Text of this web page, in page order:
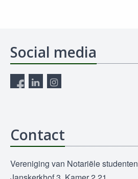
Social media
Contact
Vereniging van Notariële studenten